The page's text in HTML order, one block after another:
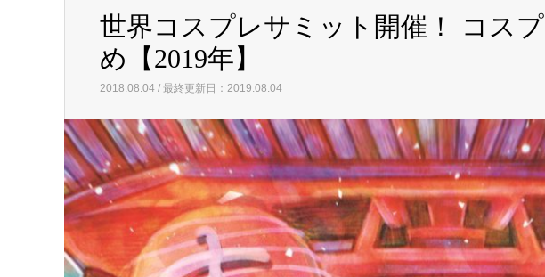
世界コスプレサミット開催！ コス
め【2019年】
2018.08.04 / 最終更新日：2019.08.04